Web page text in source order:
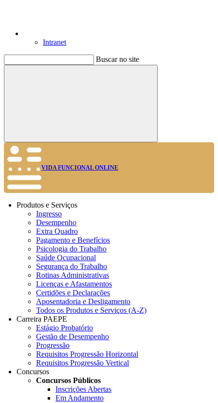
Intranet
Buscar no site
Buscar
VIDA FUNCIONAL ONLINE
Produtos e Serviços
Ingresso
Desempenho
Extra Quadro
Pagamento e Benefícios
Psicologia do Trabalho
Saúde Ocupacional
Segurança do Trabalho
Rotinas Administrativas
Licenças e Afastamentos
Certidões e Declarações
Aposentadoria e Desligamento
Todos os Produtos e Serviços (A-Z)
Carreira PAEPE
Estágio Probatório
Gestão de Desempenho
Progressão
Requisitos Progressão Horizontal
Requisitos Progressão Vertical
Concursos
Concursos Públicos
Inscrições Abertas
Em Andamento